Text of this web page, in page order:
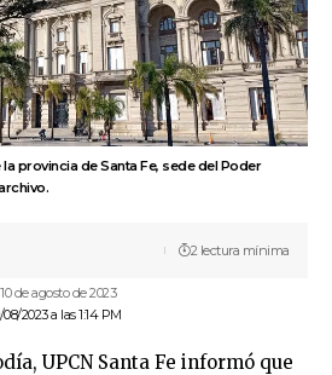
provincia de Santa Fe, sede del Poder
2023 a las 1:14 PM
de agosto de 2023
2 lectura mínima
UPCN Santa Fe informó que